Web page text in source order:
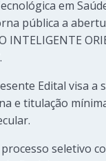
em
pública a
INTELIGENTE
Edital visa a
e titulação
seletivo